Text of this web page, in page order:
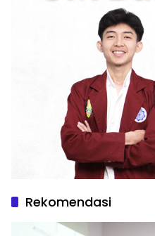
Rekomendasi